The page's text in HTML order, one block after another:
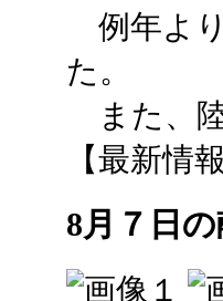
例年よ
た。
また、
【最新情
8月７日